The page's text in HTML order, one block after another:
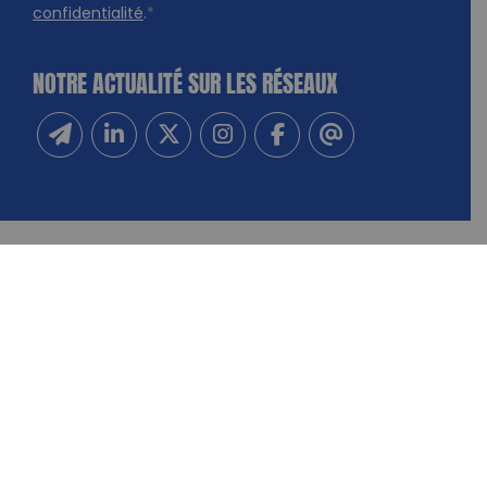
confidentialité.*
NOTRE ACTUALITÉ SUR LES RÉSEAUX